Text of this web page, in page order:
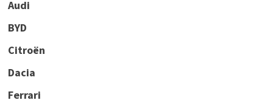
Audi
BYD
Citroën
Dacia
Ferrari